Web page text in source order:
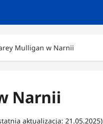
Mulligan w Narnii
Narnii
aktualizacja: 21.05.2025)